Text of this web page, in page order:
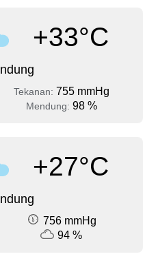
+33°C
Tekanan: 755 mmHg
Mendung: 98 %
+27°C
756 mmHg
94 %